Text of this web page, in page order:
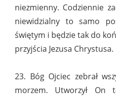
niezmienny. Codziennie
niewidzialny to samo
świętym i będzie tak do
przyjścia Jezusa Chrystusa.
23. Bóg Ojciec zebrał
morzem. Utworzył On